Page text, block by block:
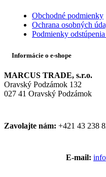
Obchodné podmienky
Ochrana osobných
Podmienky
Informácie o e-shope
MARCUS TRADE, s.r.o.
Oravský Podzámok 132
027 41 Oravský Podzámok
Zavolajte nám: +421 43 238
E-mail: